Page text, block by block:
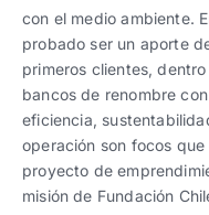
con el medio ambiente.
probado ser un aporte
primeros clientes,
bancos de renombre
eficiencia,
operación son focos
proyecto de
misión de Fundación